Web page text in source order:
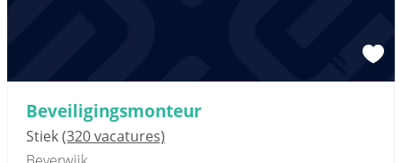
Beveiligingsmonteur
Stiek(320 vacatures)